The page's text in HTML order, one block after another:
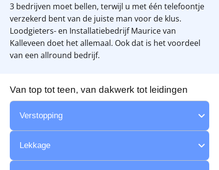
3 bedrijven moet bellen, terwijl u met één telefoontje
verzekerd bent van de juiste man voor de klus.
Loodgieters- en Installatiebedrijf Maurice van
Kalleveen doet het allemaal. Ook dat is het voordeel
van een allround bedrijf.
Van top tot teen, van dakwerk tot leidingen
Verstopping
Lekkage